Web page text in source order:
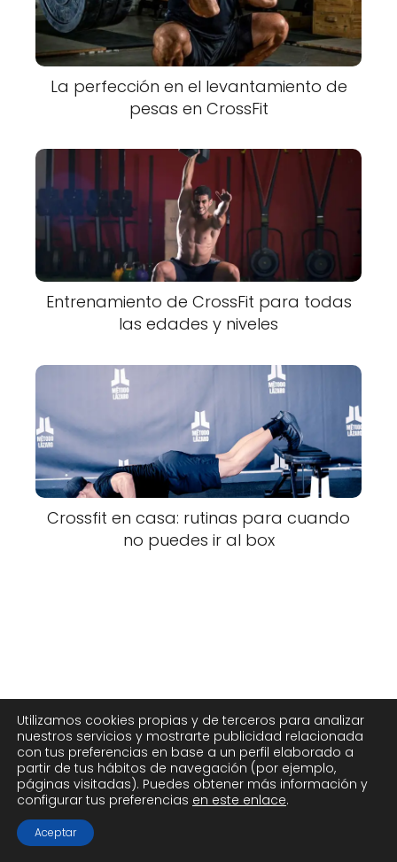
La perfección en el levantamiento de
pesas en CrossFit
Entrenamiento de CrossFit para todas
las edades y niveles
Crossfit en casa: rutinas para cuando
no puedes ir al box
Utilizamos cookies propias y de terceros para analizar
nuestros servicios y mostrarte publicidad relacionada
con tus preferencias en base a un perfil elaborado a
partir de tus hábitos de navegación (por ejemplo,
páginas visitadas). Puedes obtener más información y
configurar tus preferencias en este enlace.
Aceptar